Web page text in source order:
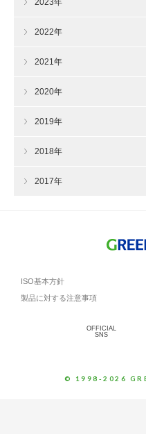
2023年
2022年
2021年
2020年
2019年
2018年
2017年
ISO基本方針
製品に対する注意事項
OFFICIAL
SNS
© 1998-2026